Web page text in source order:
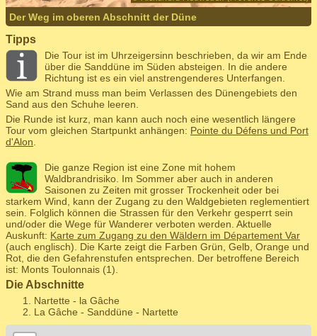
Der Weg im oberen Abschnitt der Düne
Tipps
Die Tour ist im Uhrzeigersinn beschrieben, da wir am Ende
über die Sanddüne im Süden absteigen. In die andere
Richtung ist es ein viel anstrengenderes Unterfangen.
Wie am Strand muss man beim Verlassen des Dünengebiets den
Sand aus den Schuhe leeren.
Die Runde ist kurz, man kann auch noch eine wesentlich längere
Tour vom gleichen Startpunkt anhängen: Pointe du Défens und Port
d'Alon
Die ganze Region ist eine Zone mit hohem
Waldbrandrisiko. Im Sommer aber auch in anderen
Saisonen zu Zeiten mit grosser Trockenheit oder bei
starkem Wind, kann der Zugang zu den Waldgebieten reglementiert
sein. Folglich können die Strassen für den Verkehr gesperrt sein
und/oder die Wege für Wanderer verboten werden. Aktuelle
Auskunft: Karte zum Zugang zu den Wäldern im Département Var
(auch englisch). Die Karte zeigt die Farben Grün, Gelb, Orange und
Rot, die den Gefahrenstufen entsprechen. Der betroffene Bereich
ist: Monts Toulonnais (1).
Die Abschnitte
Nartette - la Gâche
La Gâche - Sanddüne - Nartette